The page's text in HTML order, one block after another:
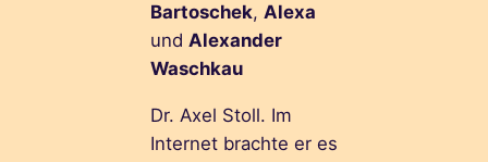
Bartoschek, Alexa
und Alexander
Waschkau
Dr. Axel Stoll. Im
Internet brachte er es